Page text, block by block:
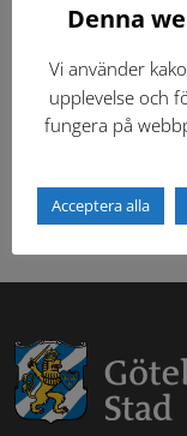
Tidigare
Denna
Vi använder
upplevelse och
fungera på
Acceptera alla